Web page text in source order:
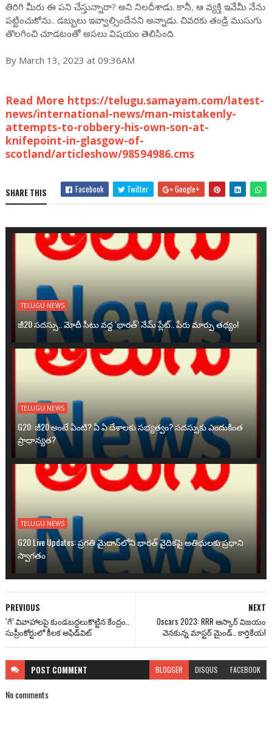
తిరిగి మీరు ఈ పని చేస్తున్నారా? అని నిలదీశాడు. కానీ, ఆ వ్యక్తి ఇవేమీ నేను
పట్టించుకోను.. డబ్బులు ఇవ్వాల్సిందేనని అన్నాడు. చివరకు తండ్రి ముసుగు
తొలగించి చూడటంతో అసలు విషయం తెలిసింది.
By March 13, 2023 at 09:36AM
Read More https://telugu.samayam.com/latest-
news/international-news/man-mistakenly-
attempts-to-robbery-his-own-son-at-
knifepoint-in-glasgow-of-
scotland/articleshow/98594986.cms
SHARE THIS Facebook Twitter Google+
TELUGU NEWS
జీ20 సదస్సు.. మోదీ సీటు వద్ద ‘భారత్’ నేమ్ ప్లేట్‌.. పేరు మార్పు తథ్యం!
TELUGU NEWS
G20: జీ20 అంటే ఏంటి? ఏ ఏ దేశాలకు సభ్యత్వం? సదస్సుకు ఎందుకింత
ప్రాధాన్యత?
TELUGU NEWS
G20 Live Updates: ప్రగతి మైదాన్‌లోని భారత్ వైదికపై అతిథులకు ప్రధాని
స్వాగతం
NEXT
Oscars 2023: RRR ఆస్కార్ విజయం
వెనకున్న మాస్టర్ మైండ్.. కార్తికేయ!
PREVIOUS
‘గే’ వివాహాలపై కుండబద్దలుకొట్టిన కేంద్రం..
సుప్రీంకోర్టులో కీలక అఫిడ్‌విట్
POST COMMENT BLOGGER DISQUS FACEBOOK
No comments